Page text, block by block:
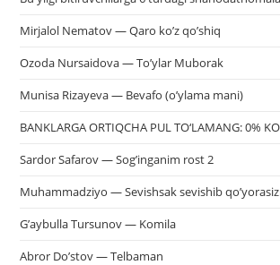
Mirjalol Nematov — Qaro ko’z qo’shiq
Ozoda Nursaidova — To’ylar Muborak
Munisa Rizayeva — Bevafo (o’ylama mani)
BANKLARGA ORTIQCHA PUL TO‘LAMANG: 0%
Sardor Safarov — Sog’inganim rost 2
Muhammadziyo — Sevishsak sevishib
G’aybulla Tursunov — Komila
Abror Do’stov — Telbaman